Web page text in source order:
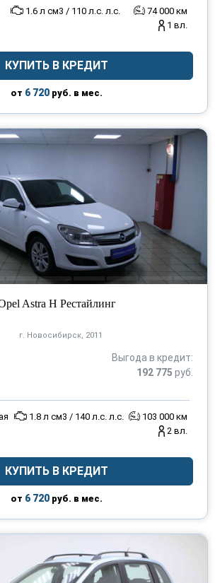
1.6 л см3 / 110 л.с. л.с.
74 000 км
1 вл.
КУПИТЬ В КРЕДИТ
от 6 720 руб. в мес.
Astra H Рестайлинг
г. Новосибирск, 2011
Выгода в кредит:
192 775 руб.
1.8 л см3 / 140 л.с. л.с.
103 000 км
2 вл.
КУПИТЬ В КРЕДИТ
от 6 720 руб. в мес.